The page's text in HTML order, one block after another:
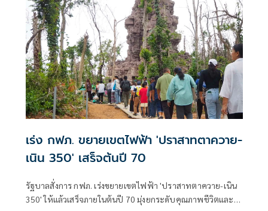
เร่ง กฟภ. ขยายเขตไฟฟ้า 'ปราสาทตาควาย-
เนิน 350' เสร็จต้นปี 70
รัฐบาลสั่งการ กฟภ. เร่งขยายเขตไฟฟ้า 'ปราสาทตาควาย-เนิน
350' ให้แล้วเสร็จภายในต้นปี 70 มุ่งยกระดับคุณภาพชีวิตและ